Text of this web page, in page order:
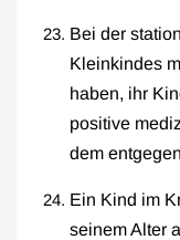
Bei der
Kleinkindes
haben, ihr
positive
dem
Ein Kind im
seinem Alter